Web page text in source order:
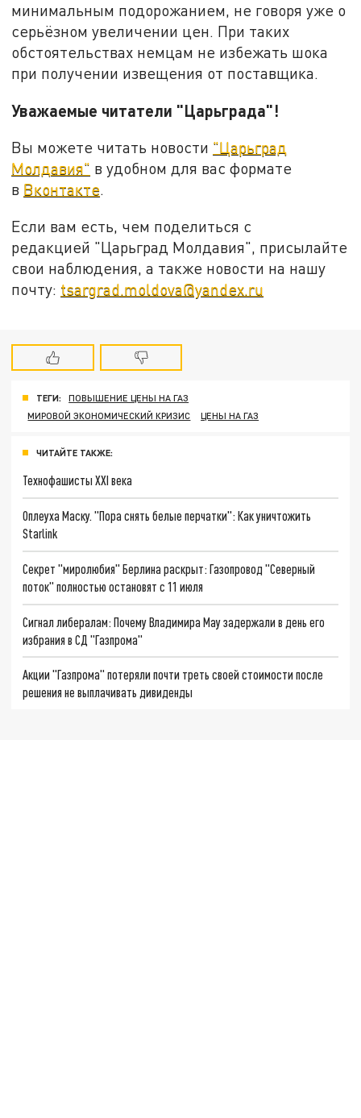
минимальным подорожанием, не говоря уже о
серьёзном увеличении цен. При таких
обстоятельствах немцам не избежать шока
при получении извещения от поставщика.
Уважаемые читатели "Царьграда"!
Вы можете читать новости "Царьград
Молдавия" в удобном для вас формате
в Вконтакте.
Если вам есть, чем поделиться с
редакцией "Царьград Молдавия", присылайте
свои наблюдения, а также новости на нашу
почту: tsargrad.moldova@yandex.ru
ТЕГИ:
ПОВЫШЕНИЕ ЦЕНЫ НА ГАЗ
МИРОВОЙ ЭКОНОМИЧЕСКИЙ КРИЗИС
ЦЕНЫ НА ГАЗ
ЧИТАЙТЕ ТАКЖЕ:
Технофашисты XXI века
Оплеуха Маску. "Пора снять белые перчатки": Как уничтожить
Starlink
Секрет "миролюбия" Берлина раскрыт: Газопровод "Северный
поток" полностью остановят с 11 июля
Сигнал либералам: Почему Владимира Мау задержали в день его
избрания в СД "Газпрома"
Акции "Газпрома" потеряли почти треть своей стоимости после
решения не выплачивать дивиденды